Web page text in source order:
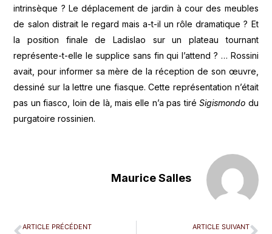
intrinsèque ? Le déplacement de jardin à cour des meubles
de salon distrait le regard mais a-t-il un rôle dramatique ? Et
la position finale de Ladislao sur un plateau tournant
représente-t-elle le supplice sans fin qui l’attend ? … Rossini
avait, pour informer sa mère de la réception de son œuvre,
dessiné sur la lettre une fiasque. Cette représentation n’était
pas un fiasco, loin de là, mais elle n’a pas tiréSigismondo du
purgatoire rossinien.
Maurice Salles
ARTICLE PRÉCÉDENT ARTICLE SUIVANT